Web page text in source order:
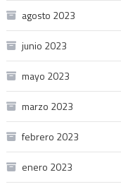
agosto 2023
junio 2023
mayo 2023
marzo 2023
febrero 2023
enero 2023